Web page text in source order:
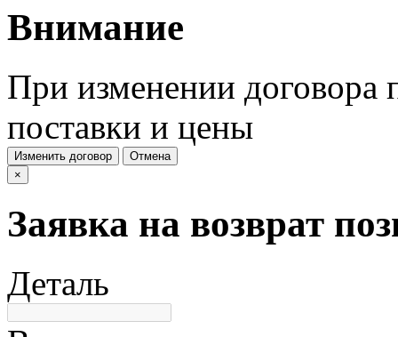
Внимание
При изменении договора
поставки и цены
Изменить договор
Отмена
×
Заявка на возврат
Деталь